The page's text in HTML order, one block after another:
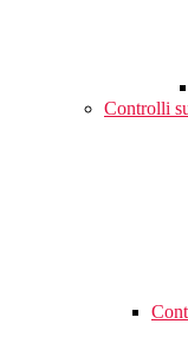
Controlli